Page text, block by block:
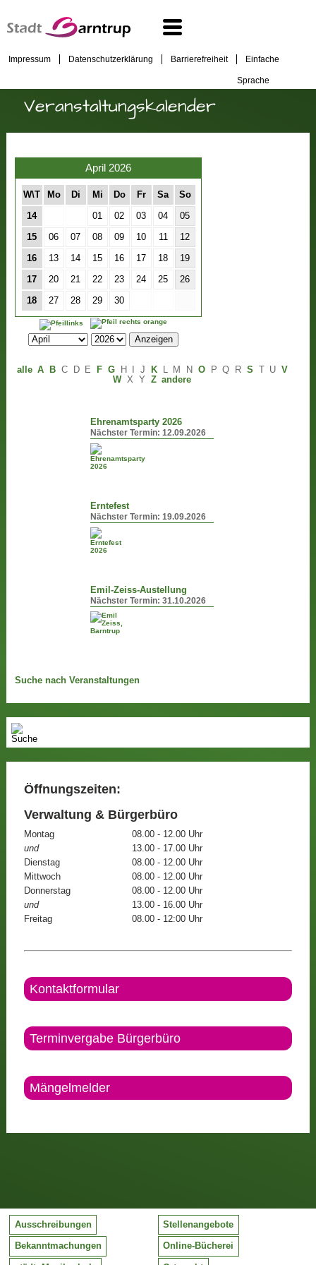
Impressum Datenschutzerklärung Barrierefreiheit Einfache
Sprache
Veranstaltungskalender
April 2026
W\T Mo Di Mi Do Fr Sa So
14 01 02 03 04 05
15 06 07 08 09 10 11 12
16 13 14 15 16 17 18 19
17 20 21 22 23 24 25 26
18 27 28 29 30
alle A B C D E F G H J K L M N O P Q R S U V
W X Y Z andere
Ehrenamtsparty 2026
Nächster Termin:12.09.2026
Erntefest
Nächster Termin:19.09.2026
Emil-Zeiss-Austellung
Nächster Termin:31.10.2026
Suche nach Veranstaltungen
Öffnungszeiten:
Verwaltung & Bürgerbüro
Montag
08.00 - 12.00 Uhr
und
13.00 - 17.00 Uhr
Dienstag
08.00 - 12.00 Uhr
Mittwoch
08.00 - 12.00 Uhr
Donnerstag
08.00 - 12.00 Uhr
und
13.00 - 16.00 Uhr
Freitag
08.00 - 12:00 Uhr
Kontaktformular
Terminvergabe Bürgerbüro
Mängelmelder
Ausschreibungen Stellenangebote
Bekanntmachungen Online-Bücherei